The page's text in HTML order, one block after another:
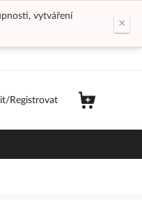
vytváření
×
Registrovat